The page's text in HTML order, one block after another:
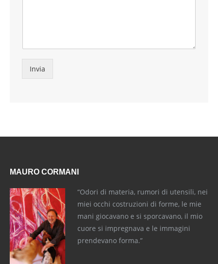
Invia
MAURO CORMANI
“Odori di materia, rumori di utensili, nei
miei occhi costruzioni di forme, le mie
mani giocavano e si sporcavano, il mio
cuore si impregnava e le immagini
prendevano forma.”